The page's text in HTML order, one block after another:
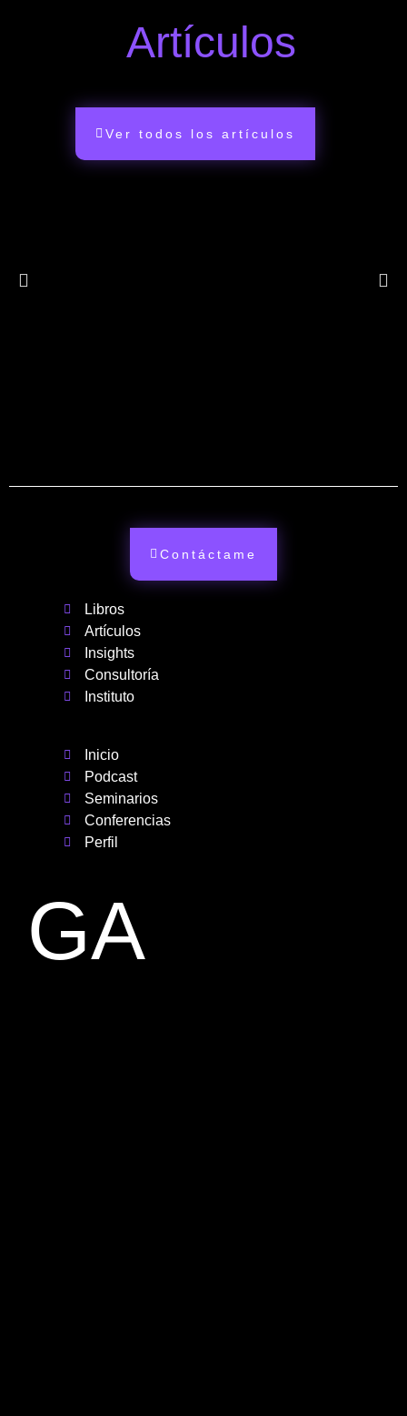
Artículos
Ver todos los artículos
GA
Inicio
Podcast
Seminarios
Conferencias
Perfil
Libros
Artículos
Insights
Consultoría
Instituto
Contáctame